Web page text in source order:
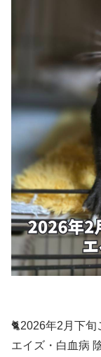
🐈️2026年2月下
エイズ・白血病